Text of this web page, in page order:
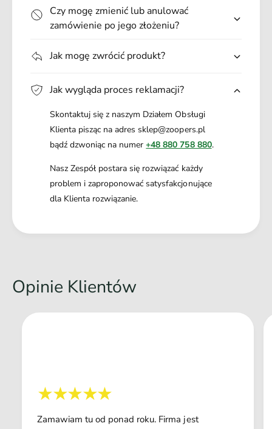
Czy mogę zmienić lub anulować
zamówienie po jego złożeniu?
Jak mogę zwrócić produkt?
Jak wygląda proces reklamacji?
Skontaktuj się z naszym Działem Obsługi
Klienta pisząc na adres sklep@zoopers.pl
bądź dzwoniąc na numer+48 880 758 880.
Nasz Zespół postara się rozwiązać każdy
problem i zaproponować satysfakcjonujące
dla Klienta rozwiązanie.
Opinie Klientów
Zamawiam tu od ponad roku. Firma jest